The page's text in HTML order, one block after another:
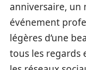
anniversaire, un
événement
légères d’une
tous les regards